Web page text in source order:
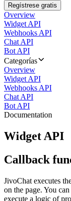
Regístrese gratis
Overview
Widget API
Webhooks API
Chat API
Bot API
Categorías
Overview
Widget API
Webhooks API
Chat API
Bot API
Documentation
Widget API
Callback
JivoChat executes
on the page. You
execute a logic of